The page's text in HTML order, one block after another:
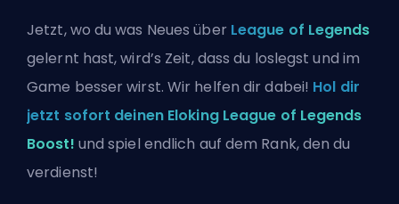
Jetzt, wo du was Neues über League of Legends
gelernt hast, wird’s Zeit, dass du loslegst und im
Game besser wirst. Wir helfen dir dabei! Hol dir
jetzt sofort deinen Eloking League of Legends
Boost! und spiel endlich auf dem Rank, den du
verdienst!